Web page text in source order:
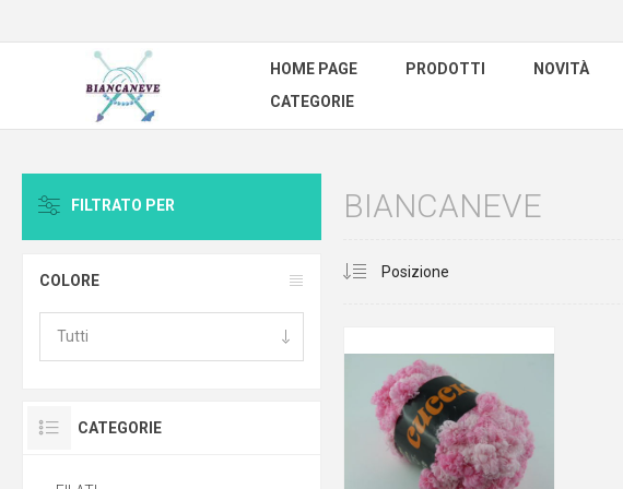
HOME PAGE PRODOTTI NOVITÀ
CATEGORIE
BIANCANEVE
FILTRATO PER
COLORE
CATEGORIE